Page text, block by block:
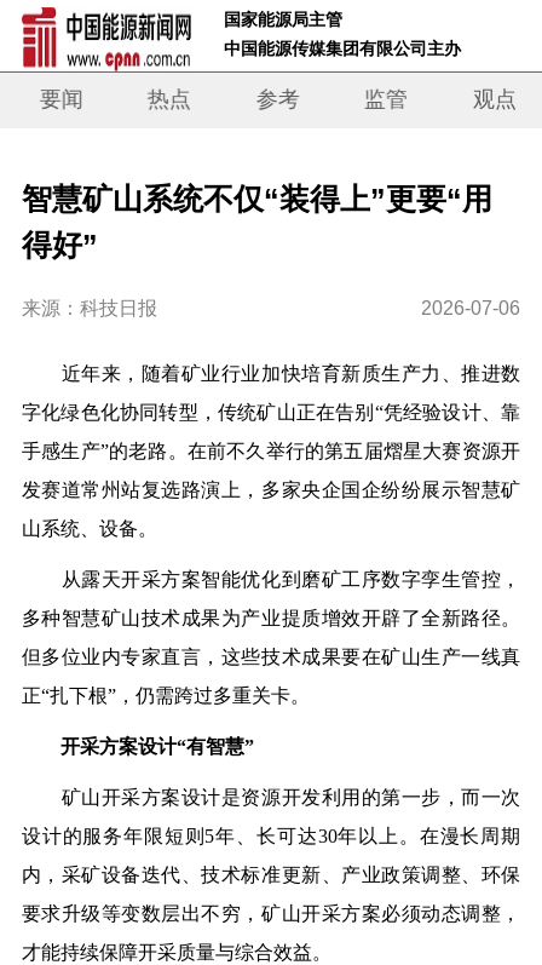
国家能源局主管
中国能源传媒集团有限公司主办
要闻 热点 参考 监管 观点
智慧矿山系统不仅“装得上”更要“用
得好”
来源：科技日报 2026-07-06
近年来，随着矿业行业加快培育新质生产力、推进数
字化绿色化协同转型，传统矿山正在告别“凭经验设计、靠
手感生产”的老路。在前不久举行的第五届熠星大赛资源开
发赛道常州站复选路演上，多家央企国企纷纷展示智慧矿
山系统、设备。
从露天开采方案智能优化到磨矿工序数字孪生管控，
多种智慧矿山技术成果为产业提质增效开辟了全新路径。
但多位业内专家直言，这些技术成果要在矿山生产一线真
正“扎下根”，仍需跨过多重关卡。
开采方案设计“有智慧”
矿山开采方案设计是资源开发利用的第一步，而一次
设计的服务年限短则5年、长可达30年以上。在漫长周期
内，采矿设备迭代、技术标准更新、产业政策调整、环保
要求升级等变数层出不穷，矿山开采方案必须动态调整，
才能持续保障开采质量与综合效益。